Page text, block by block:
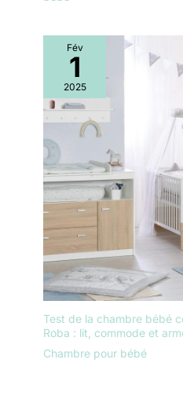
Fév
1
2025
Test de la chambre bébé
Roba : lit, commode et
Chambre pour bébé